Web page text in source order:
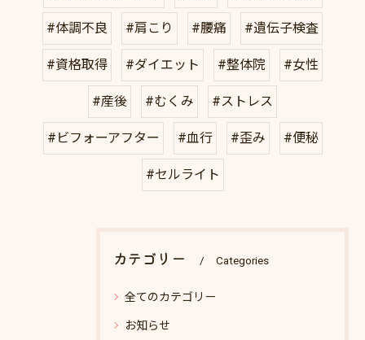
#体調不良 #肩こり #腰痛 #遺伝子検査
#資格取得 #ダイエット #整体院 #女性
#産後 #むくみ #ストレス
#ビフォーアフター #血行 #歪み #便秘
#セルライト
カテゴリー Categories
全てのカテゴリー
お知らせ